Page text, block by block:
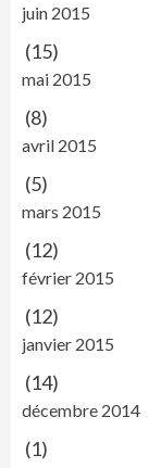
juin 2015
(15)
mai 2015
(8)
avril 2015
(5)
mars 2015
(12)
février 2015
(12)
janvier 2015
(14)
décembre 2014
(1)